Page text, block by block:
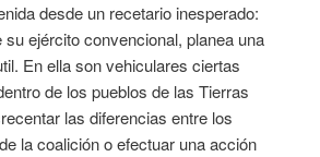
desde un recetario inesperado:
su ejército convencional, planea una
En ella son vehiculares ciertas
de los pueblos de las Tierras
las diferencias entre los
la coalición o efectuar una acción